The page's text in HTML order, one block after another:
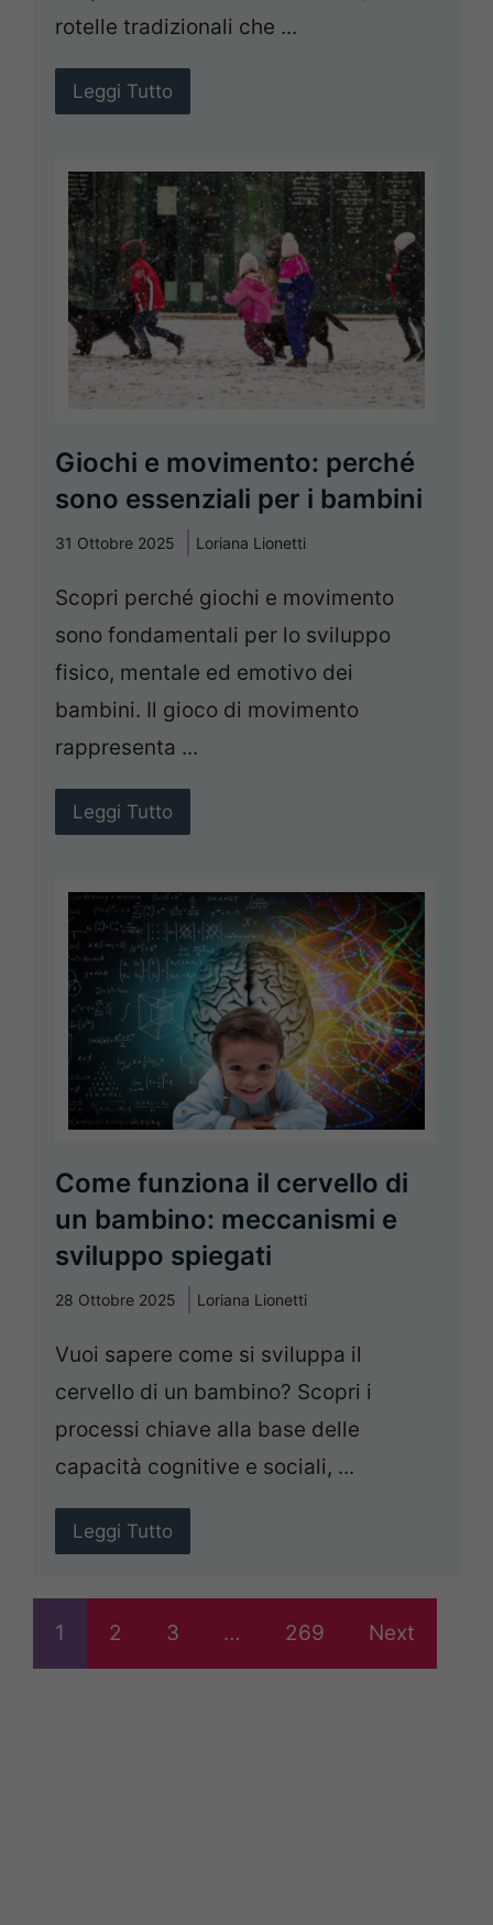
rotelle tradizionali che ...
Leggi Tutto
Giochi e movimento: perché
sono essenziali per i bambini
31 Ottobre 2025 Loriana Lionetti
Scopri perché giochi e movimento
sono fondamentali per lo sviluppo
fisico, mentale ed emotivo dei
bambini. Il gioco di movimento
rappresenta ...
Leggi Tutto
Come funziona il cervello di
un bambino: meccanismi e
sviluppo spiegati
28 Ottobre 2025 Loriana Lionetti
Vuoi sapere come si sviluppa il
cervello di un bambino? Scopri i
processi chiave alla base delle
capacità cognitive e sociali, ...
Leggi Tutto
1 2 3 … 269 Next